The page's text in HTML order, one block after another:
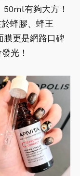
有夠大方！
蜂膠、蜂王
膜更是網路口碑
光！